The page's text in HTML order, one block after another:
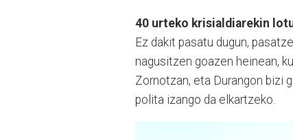
40 urteko krisialdiarekin
Ez dakit pasatu dugun,
nagusitzen goazen heinean,
Zornotzan, eta Durangon bizi
polita izango da elkartzeko.